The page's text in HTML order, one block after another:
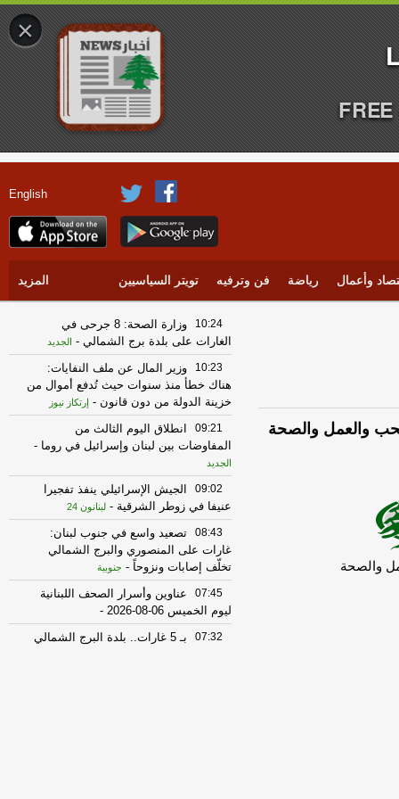
English
وأعمال رياضة فن وترفيه تويتر السياسيين المزيد
10:24
وزارة الصحة: 8 جرحى في
الغارات على بلدة برج الشمالي - الجديد
10:23
وزير المال عن ملف النفايات:
هناك خطأ منذ سنوات حيث تُدفع أموال من
خزينة الدولة من دون قانون - إرتكاز نيوز
09:21
انطلاق اليوم الثالث من
المفاوضات بين لبنان وإسرائيل في روما -
الجديد
09:02
الجيش الإسرائيلي ينفذ تفجيرا
عنيفا في زوطر الشرقية - لبنانون 24
08:43
تصعيد واسع في جنوب لبنان:
غارات على المنصوري والبرج الشمالي
تخلّف إصابات ونزوحاً - جنوبية
07:45
عناوين وأسرار الصحف اللبنانية
ليوم الخميس 06-08-2026
-
07:32
بـ 5 غارات.. بلدة البرج الشمالي
×